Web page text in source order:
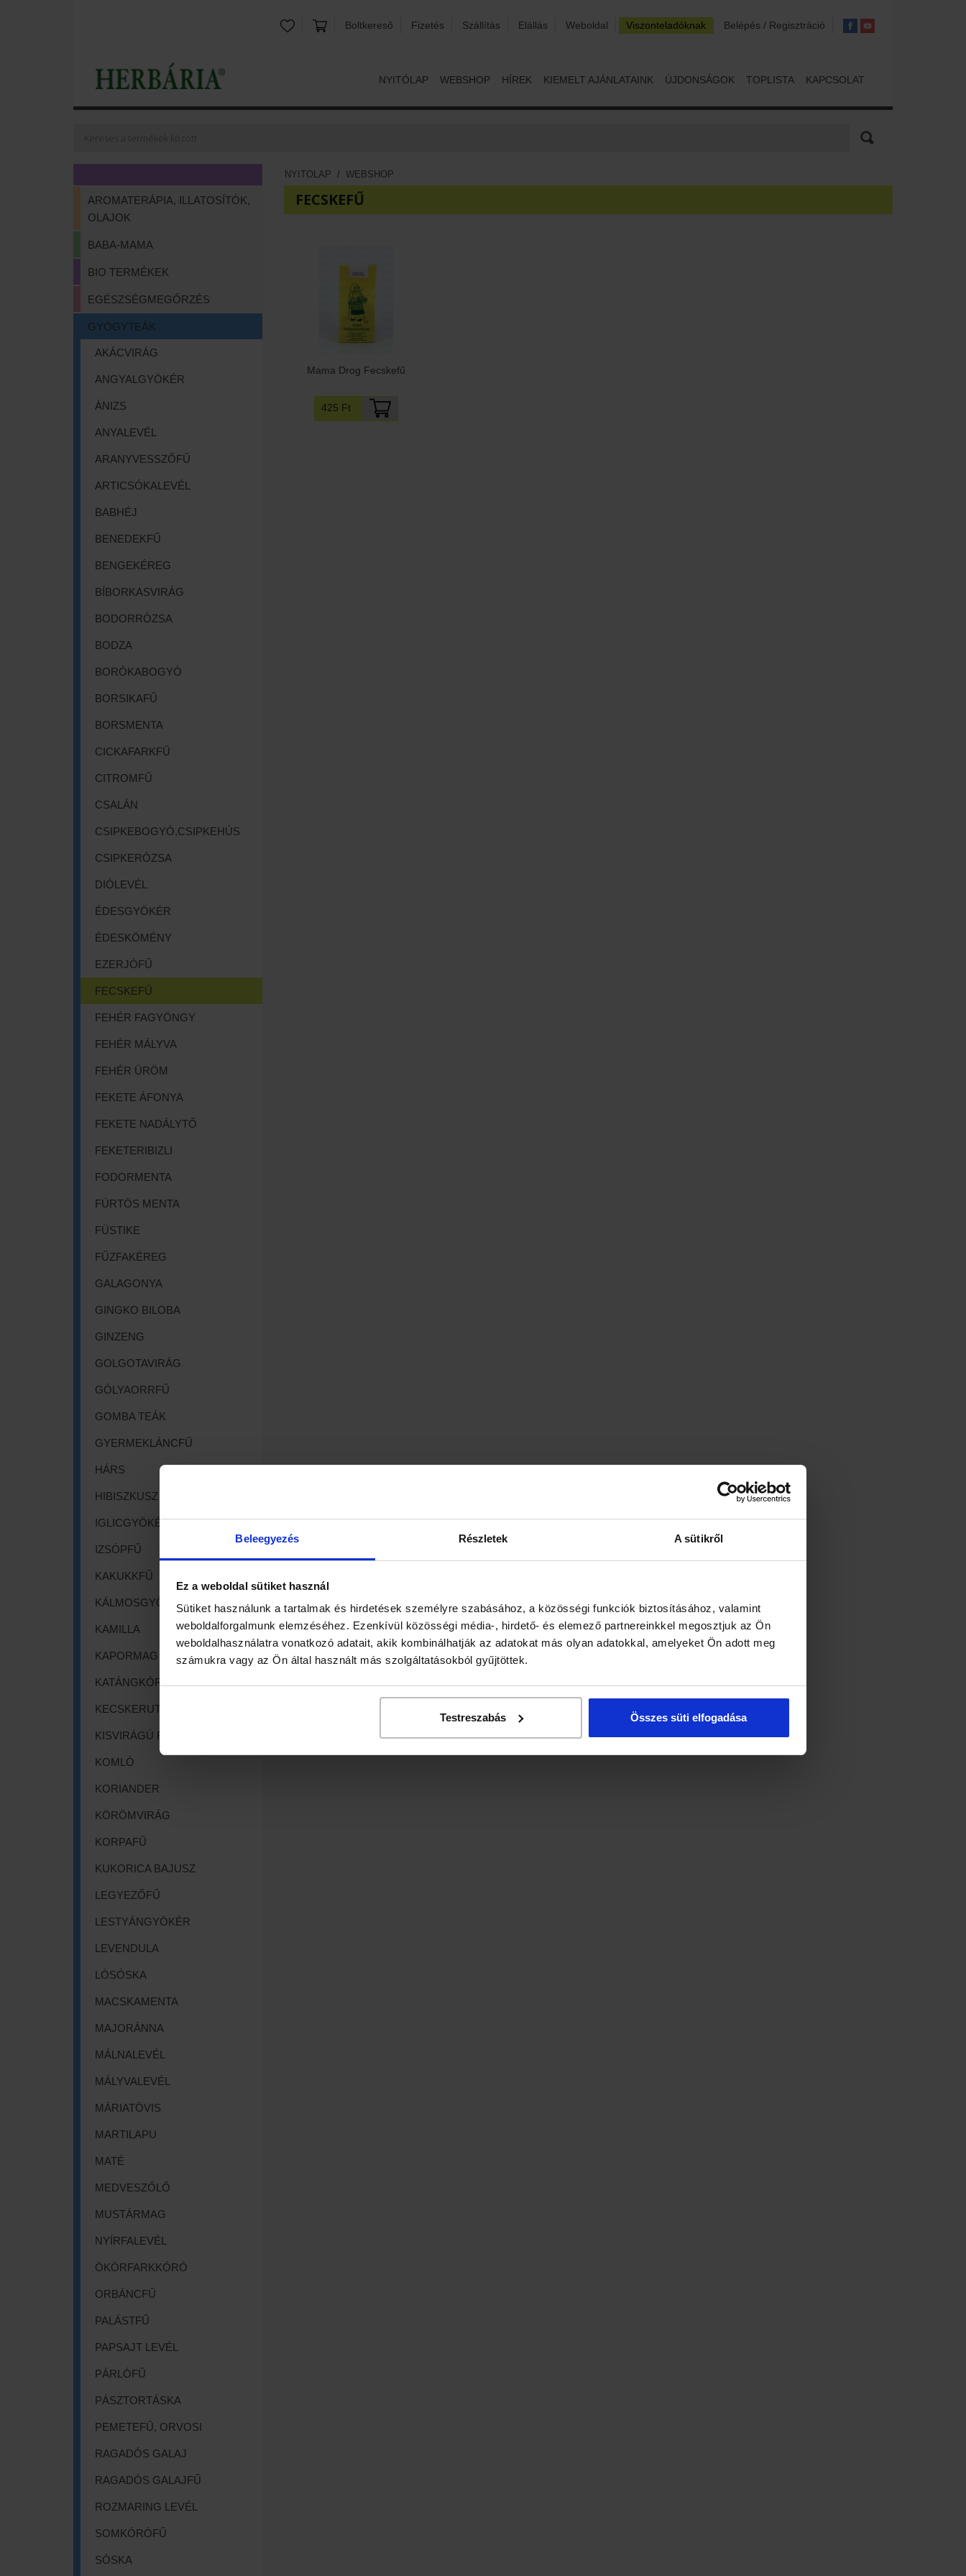
Beleegyezés Részletek A sütikről
Ez a weboldal sütiket használ
Sütiket használunk a tartalmak és hirdetések személyre szabásához, a közösségi funkciók biztosításához, valamint
weboldalforgalmunk elemzéséhez. Ezenkívül közösségi média-, hirdető- és elemező partnereinkkel megosztjuk az Ön
weboldalhasználatra vonatkozó adatait, akik kombinálhatják az adatokat más olyan adatokkal, amelyeket Ön adott meg
számukra vagy az Ön által használt más szolgáltatásokból gyűjtöttek.
Testreszabás Összes süti elfogadása
Boltkereső Fizetés Szállítás Elállás Weboldal Viszonteladóknak Belépés / Regisztráció
NYITÓLAP WEBSHOP HÍREK KIEMELT AJÁNLATAINK ÚJDONSÁGOK TOPLISTA KAPCSOLAT
AROMATERÁPIA, ILLATOSÍTÓK,
OLAJOK
BABA-MAMA
BIO TERMÉKEK
EGÉSZSÉGMEGŐRZÉS
GYÓGYTEÁK
AKÁCVIRÁG
ANGYALGYÖKÉR
ÁNIZS
ANYALEVÉL
ARANYVESSZŐFŰ
ARTICSÓKALEVÉL
BABHÉJ
BENEDEKFŰ
BENGEKÉREG
BÍBORKASVIRÁG
BODORRÓZSA
BODZA
BORÓKABOGYÓ
BORSIKAFŰ
BORSMENTA
CICKAFARKFŰ
CITROMFŰ
CSALÁN
CSIPKEBOGYÓ,CSIPKEHÚS
CSIPKERÓZSA
DIÓLEVÉL
ÉDESGYÖKÉR
ÉDESKÖMÉNY
EZERJÓFŰ
FECSKEFŰ
FEHÉR FAGYÖNGY
FEHÉR MÁLYVA
FEHÉR ÜRÖM
FEKETE ÁFONYA
FEKETE NADÁLYTŐ
FEKETERIBIZLI
FODORMENTA
FÜRTÖS MENTA
FÜSTIKE
FŰZFAKÉREG
GALAGONYA
GINGKO BILOBA
GINZENG
GOLGOTAVIRÁG
GÓLYAORRFŰ
GOMBA TEÁK
GYERMEKLÁNCFŰ
HÁRS
HIBISZKUSZ
IGLICGYÖKÉR
IZSÓPFŰ
KAKUKKFŰ
KÁLMOSGYÖKÉR
KAMILLA
KAPORMAG
KATÁNGKÓRÓ
KECSKERUTA
KISVIRÁGÚ FÜZIKE
KOMLÓ
KORIANDER
KÖRÖMVIRÁG
KORPAFŰ
KUKORICA BAJUSZ
LEGYEZŐFŰ
LESTYÁNGYÖKÉR
LEVENDULA
LÓSÓSKA
MACSKAMENTA
MAJORÁNNA
MÁLNALEVÉL
MÁLYVALEVÉL
MÁRIATÖVIS
MARTILAPU
MATÉ
MEDVESZŐLŐ
MUSTÁRMAG
NYÍRFALEVÉL
ÖKÖRFARKKÓRÓ
ORBÁNCFŰ
PALÁSTFŰ
PAPSAJT LEVÉL
PÁRLÓFŰ
PÁSZTORTÁSKA
PEMETEFŰ, ORVOSI
RAGADÓS GALAJ
RAGADÓS GALAJFŰ
ROZMARING LEVÉL
SOMKÓRÓFŰ
SÓSKA
NYITOLAP / WEBSHOP
FECSKEFŰ
Mama Drog Fecskefű
425 Ft